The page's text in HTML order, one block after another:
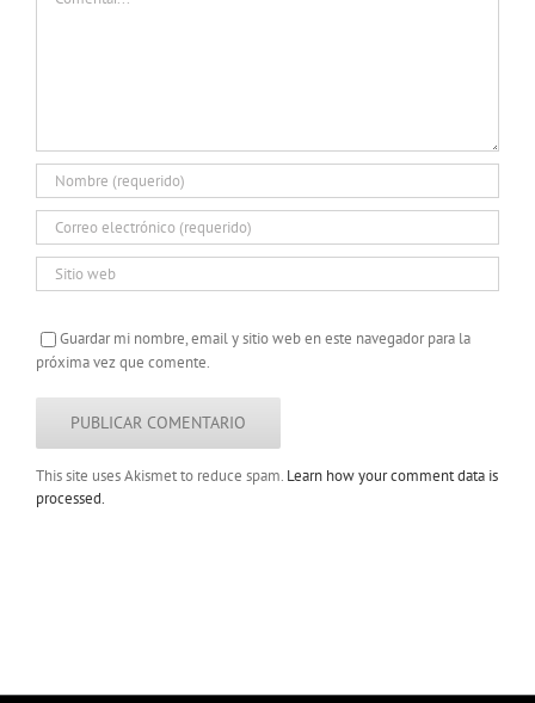
Guardar mi nombre, email y sitio web en este navegador para la
próxima vez que comente.
This site uses Akismet to reduce spam. Learn how your comment data is
processed.